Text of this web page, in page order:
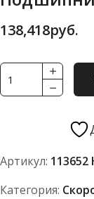
138,418руб.
Количество
товара
FBC
Артикул: 113652
Категория: